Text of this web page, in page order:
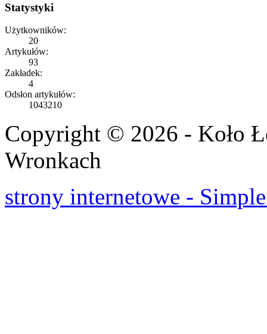
Statystyki
Użytkowników:
20
Artykułów:
93
Zakładek:
4
Odsłon artykułów:
1043210
Copyright © 2026 - Koło
Wronkach
strony internetowe -